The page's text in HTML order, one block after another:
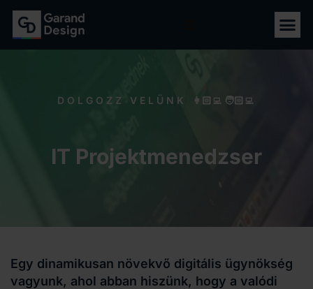
DOLGOZZ VELÜNK 👩🏻‍💻🧑🏻‍💻
IT Projektmenedzser
Egy dinamikusan növekvő digitális ügynökség
vagyunk, ahol abban hiszünk, hogy a valódi